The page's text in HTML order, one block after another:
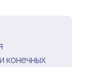
конечных